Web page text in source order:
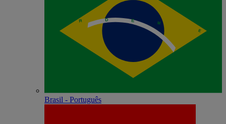
Brasil - Português